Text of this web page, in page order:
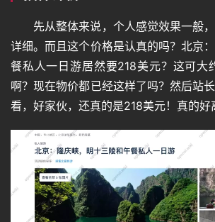
先从整体来说，个人感觉效果一般
详细。而且这个价格是认真的吗？北京
餐私人一日游居然要218美元？这可大
啊？现在物价都已经这样了吗？然后站
看，好家伙，还真的是218美元！真的好